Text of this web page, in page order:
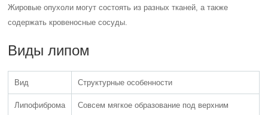
Жировые опухоли могут состоять из разных тканей, а также
содержать кровеносные сосуды.
Виды липом
Вид Структурные особенности
Липофиброма
Совсем мягкое образование под верхним